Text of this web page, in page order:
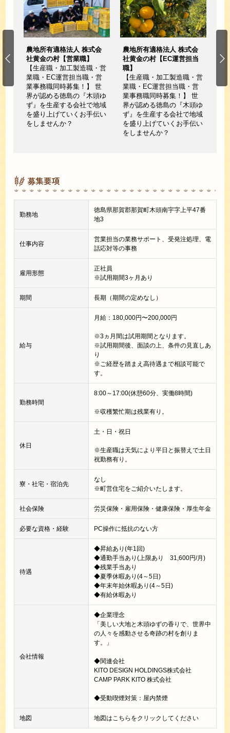
】
伝
農地所有適格法人 株式会
社黄金の村【営業職】
【生産職・加工製造職・営
業職・EC運営担当職・営
業事務職同時募集！】 世
界が認める徳島の『木頭ゆ
ず』を生産する会社で地域
を盛り上げていくお手伝い
をしませんか？
農地所有適格法人 株式会
社黄金の村【EC運営担当
職】
【生産職・加工製造職・営
業職・EC運営担当職・営
業事務職同時募集！】 世
界が認める徳島の『木頭ゆ
ず』を生産する会社で地域
を盛り上げていくお手伝い
をしませんか？
社
業
募集要項
勤務地
徳島県那賀郡那賀町木頭南宇字上平47番
地3
仕事内容
営業担当の業務サポート、受発注処理、電
話応対等の事務
雇用形態
正社員
※試用期間3ヶ月あり
期間 長期（期間の定めなし）
給与
月給：180,000円〜200,000円
※3ヵ月間は試用期間となります。
※試用期間後、面談の上、条件の見直しあ
り
※ご経歴を踏まえ高待遇まで相談可能で
す。
勤務時間
8:00～17:00(休憩60分、実働8時間)
※収穫繁忙期は残業有り。
休日
土・日・祝日
※生産職は天気により平日と振替えで土日
祝勤務有り。
寮・社宅・宿泊先
なし
※町営住宅をご紹介いたします。
社会保険 労災保険・雇用保険・健康保険・厚生年金
必要な資格・経験 PC操作に抵抗のない方
待遇
◆昇給あり(年1回)
◆通勤手当あり(上限あり 31,600円/月)
◆残業手当あり
◆夏季休暇あり(4～5日)
◆年末年始休暇あり(4～5日)
◆有給休暇あり
会社情報
◆企業理念
「美しい大地と木頭ゆずの香りで、世界中
の人々を感動させる奇跡の村を創りま
す。」
◆関連会社
KITO DESIGN HOLDINGS株式会社
CAMP PARK KITO 株式会社
◆受動喫煙対策：屋内禁煙
地図 地図はこちらをクリックしてください